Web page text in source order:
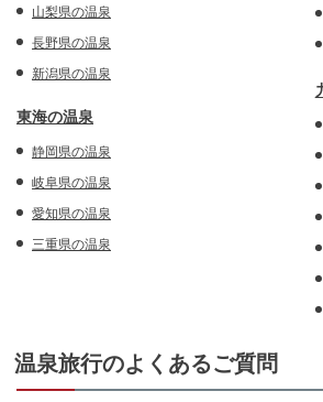
山梨県の温泉
長野県の温泉
新潟県の温泉
東海の温泉
静岡県の温泉
岐阜県の温泉
愛知県の温泉
三重県の温泉
温泉旅行のよくあるご質問